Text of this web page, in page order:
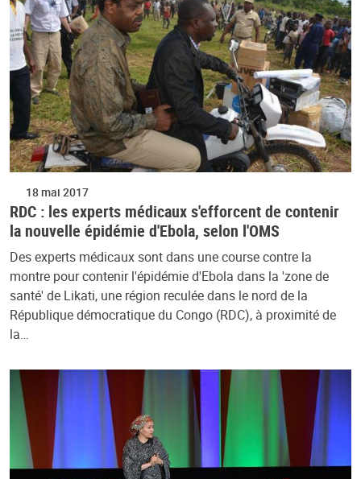
18 mai 2017
RDC : les experts médicaux s'efforcent de contenir
la nouvelle épidémie d'Ebola, selon l'OMS
Des experts médicaux sont dans une course contre la
montre pour contenir l'épidémie d'Ebola dans la 'zone de
santé' de Likati, une région reculée dans le nord de la
République démocratique du Congo (RDC), à proximité de
la…